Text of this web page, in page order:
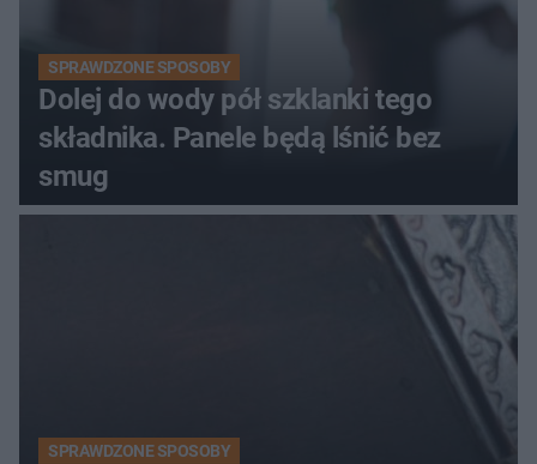
SPRAWDZONE SPOSOBY
Dolej do wody pół szklanki tego
składnika. Panele będą lśnić bez
smug
SPRAWDZONE SPOSOBY